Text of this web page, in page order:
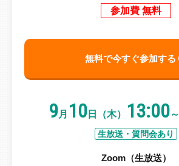
参加費 無料
無料で今すぐ参加する
9月 10 日（木） 13:00～
生放送・質問会あり
Zoom（生放送）